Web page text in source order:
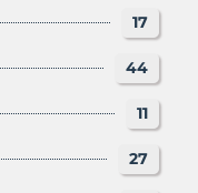
17
44
11
27